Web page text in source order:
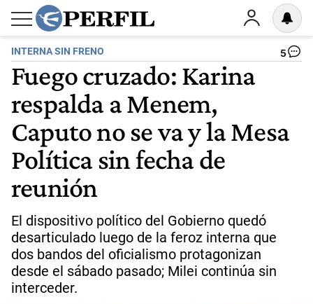
INTERNA SIN FRENO 5
Fuego cruzado: Karina
respalda a Menem,
Caputo no se va y la Mesa
Política sin fecha de
reunión
El dispositivo político del Gobierno quedó
desarticulado luego de la feroz interna que
dos bandos del oficialismo protagonizan
desde el sábado pasado; Milei continúa sin
interceder.